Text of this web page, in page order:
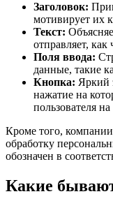
Заголовок:
мотивирует их
Текст:
отправляет, как
Поля ввода:
данные, такие
Кнопка: Яркий
нажатие на
пользователя
Кроме того,
обработку
обозначен в
Какие